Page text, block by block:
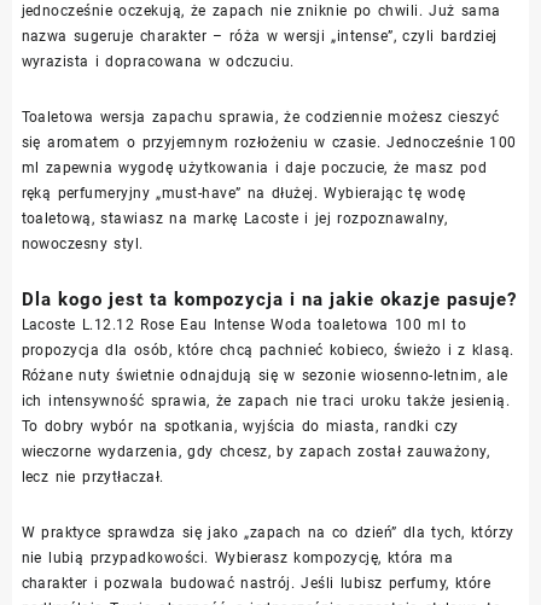
jednocześnie oczekują, że zapach nie zniknie po chwili. Już sama
nazwa sugeruje charakter – róża w wersji „intense”, czyli bardziej
wyrazista i dopracowana w odczuciu.
Toaletowa wersja zapachu sprawia, że codziennie możesz cieszyć
się aromatem o przyjemnym rozłożeniu w czasie. Jednocześnie 100
ml zapewnia wygodę użytkowania i daje poczucie, że masz pod
ręką perfumeryjny „must-have” na dłużej. Wybierając tę wodę
toaletową, stawiasz na markę Lacoste i jej rozpoznawalny,
nowoczesny styl.
Dla kogo jest ta kompozycja i na jakie okazje pasuje?
Lacoste L.12.12 Rose Eau Intense Woda toaletowa 100 ml to
propozycja dla osób, które chcą pachnieć kobieco, świeżo i z klasą.
Różane nuty świetnie odnajdują się w sezonie wiosenno-letnim, ale
ich intensywność sprawia, że zapach nie traci uroku także jesienią.
To dobry wybór na spotkania, wyjścia do miasta, randki czy
wieczorne wydarzenia, gdy chcesz, by zapach został zauważony,
lecz nie przytłaczał.
W praktyce sprawdza się jako „zapach na co dzień” dla tych, którzy
nie lubią przypadkowości. Wybierasz kompozycję, która ma
charakter i pozwala budować nastrój. Jeśli lubisz perfumy, które